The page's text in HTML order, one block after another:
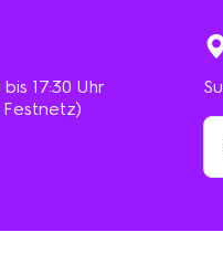
17:30 Uhr